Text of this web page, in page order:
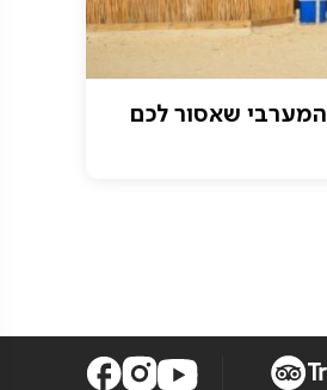
המערבי שאסור לכם